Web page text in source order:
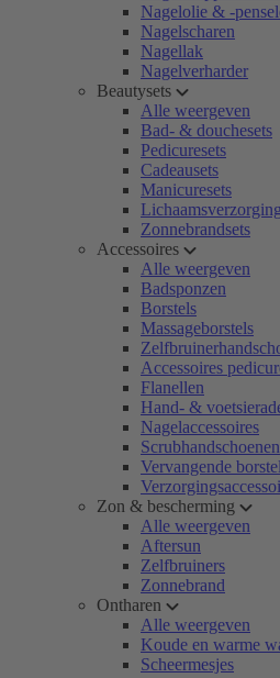
Nagelolie & -
Nagelscharen
Nagellak
Nagelverharder
Beautysets
Alle weergeven
Bad- & douchesets
Pedicuresets
Cadeausets
Manicuresets
Zonnebrandsets
Accessoires
Alle weergeven
Badsponzen
Borstels
Massageborstels
Accessoires
Flanellen
Hand- &
Nagelaccessoires
Scrubhandschoenen
Vervangende
Zon & bescherming
Alle weergeven
Aftersun
Zelfbruiners
Zonnebrand
Ontharen
Alle weergeven
Koude en warme
Scheermesjes